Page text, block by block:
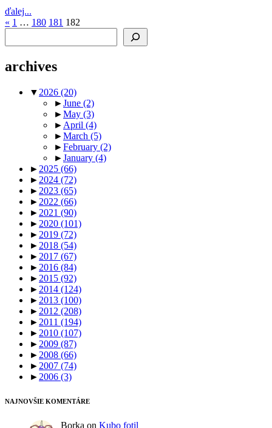
ďalej...
Posts
« Previous
1 … 180 181 182
archives
▼ 2026 (20)
►June (2)
►May (3)
► April (4)
►March (5)
►February (2)
►January (4)
► 2025 (66)
► 2024 (72)
► 2023 (65)
► 2022 (66)
► 2021 (90)
► 2020 (101)
► 2019 (72)
► 2018 (54)
► 2017 (67)
► 2016 (84)
► 2015 (92)
► 2014 (124)
► 2013 (100)
► 2012 (208)
► 2011 (194)
► 2010 (107)
► 2009 (87)
► 2008 (66)
► 2007 (74)
► 2006 (3)
NAJNOVŠIE KOMENTÁRE
Borka on Kubo fotil